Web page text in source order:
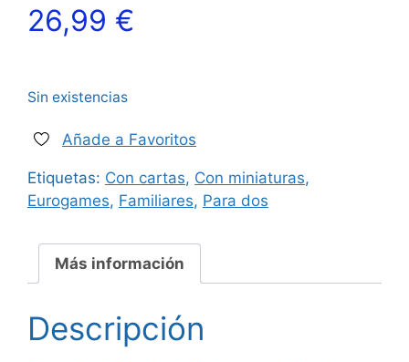
26,99 €
Sin existencias
Añade a Favoritos
Etiquetas: Con cartas, Con miniaturas,
Eurogames, Familiares, Para dos
Más información
Descripción